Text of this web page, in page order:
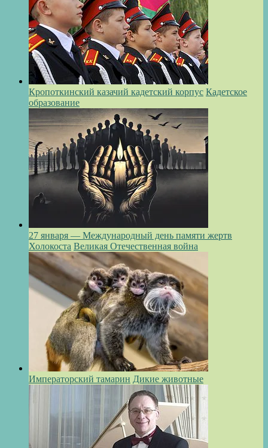
Кропоткинский казачий кадетский корпус Кадетское
образование
27 января — Международный день памяти жертв
Холокоста Великая Отечественная война
Императорский тамарин Дикие животные